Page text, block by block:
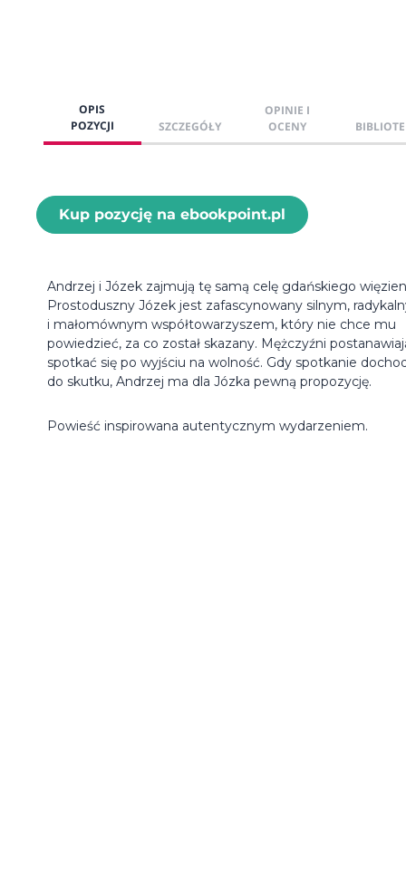
OPIS
POZYCJI
SZCZEGÓŁY
OPINIE I
OCENY
Kup pozycję na ebookpoint.pl
Andrzej i Józek zajmują tę samą celę gdańskiego
Prostoduszny Józek jest zafascynowany silnym,
i małomównym współtowarzyszem, który nie chce mu
powiedzieć, za co został skazany. Mężczyźni
spotkać się po wyjściu na wolność. Gdy spotkanie
do skutku, Andrzej ma dla Józka pewną propozycję.
Powieść inspirowana autentycznym wydarzeniem.